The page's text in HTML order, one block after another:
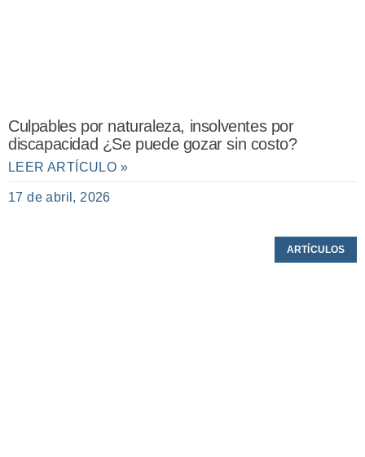
Culpables por naturaleza, insolventes por
discapacidad ¿Se puede gozar sin costo?
LEER ARTÍCULO »
17 de abril, 2026
ARTÍCULOS